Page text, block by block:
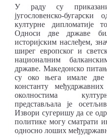
У раду су
југословенско-
културне дипломатије
Односи две државе
историјским наслеђем,
ширег европског и
националним
државе. Македонско
су око њега имале
константу
околностима
представљала је
Извори сугеришу да се
политике могу сматрати
односно лоших